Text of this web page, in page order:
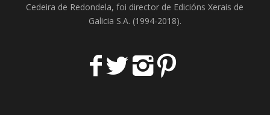
Cedeira de Redondela, foi director de Edicións Xerais de
Galicia S.A. (1994-2018).